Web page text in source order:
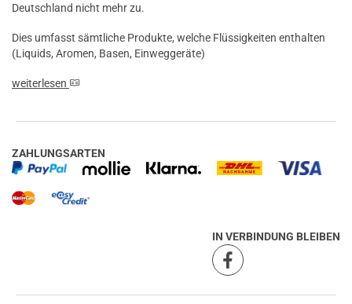
Deutschland nicht mehr zu.
Dies umfasst sämtliche Produkte, welche Flüssigkeiten enthalten
(Liquids, Aromen, Basen, Einweggeräte)
weiterlesen
ZAHLUNGSARTEN
IN VERBINDUNG BLEIBEN